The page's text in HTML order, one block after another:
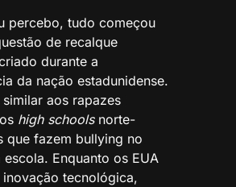
percebo, tudo começou
de recalque
durante a
da nação estadunidense.
aos rapazes
high schoolsnorte-
que fazem bullying no
escola. Enquanto os EUA
tecnológica,